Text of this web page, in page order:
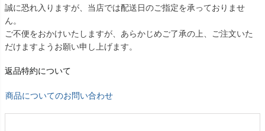
誠に恐れ入りますが、当店では配送日のご指定を承っておりませ
ん。
ご不便をおかけいたしますが、あらかじめご了承の上、ご注文いた
だけますようお願い申し上げます。
返品特約について
商品についてのお問い合わせ